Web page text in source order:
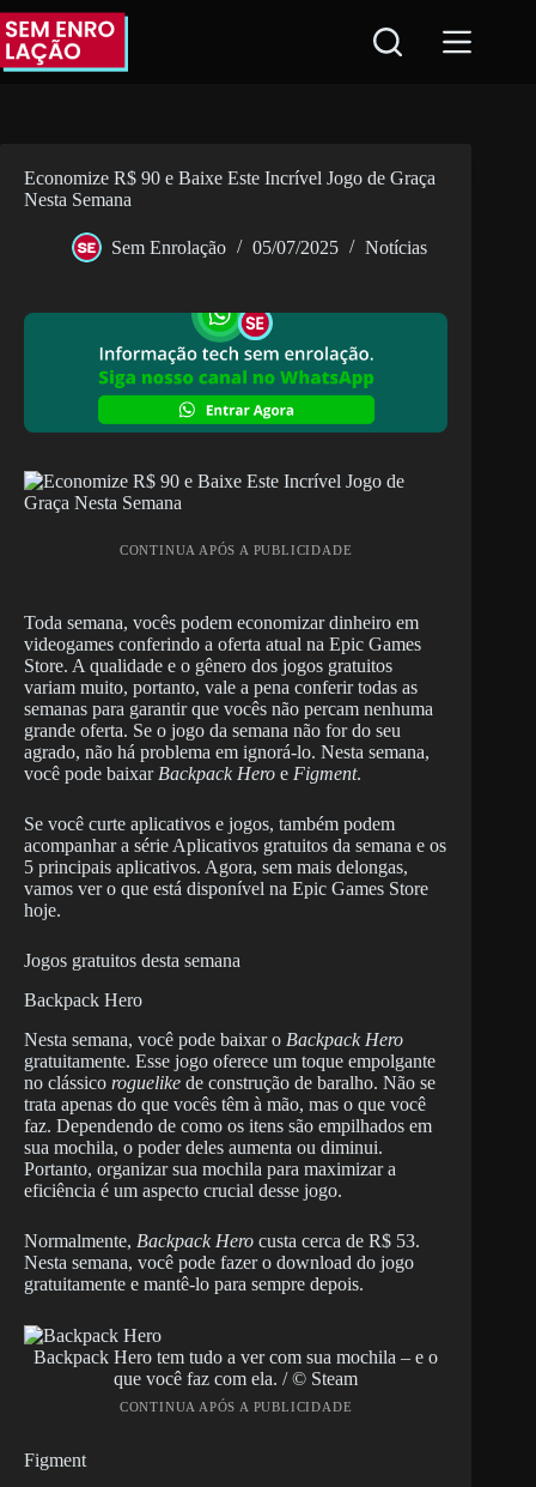
Pular
para
conteúdo
Economize R$ 90 e Baixe Este Incrível Jogo de Graça
Nesta Semana
Sem Enrolação 05/07/2025 Notícias
CONTINUA APÓS A PUBLICIDADE
Toda semana, vocês podem economizar dinheiro em
videogames conferindo a oferta atual na Epic Games
Store. A qualidade e o gênero dos jogos gratuitos
variam muito, portanto, vale a pena conferir todas as
semanas para garantir que vocês não percam nenhuma
grande oferta. Se o jogo da semana não for do seu
agrado, não há problema em ignorá-lo. Nesta semana,
você pode baixar Backpack Hero e Figment.
Se você curte aplicativos e jogos, também podem
acompanhar a série Aplicativos gratuitos da semana e os
5 principais aplicativos. Agora, sem mais delongas,
vamos ver o que está disponível na Epic Games Store
hoje.
Jogos gratuitos desta semana
Backpack Hero
Nesta semana, você pode baixar o Backpack Hero
gratuitamente. Esse jogo oferece um toque empolgante
no clássico roguelike de construção de baralho. Não se
trata apenas do que vocês têm à mão, mas o que você
faz. Dependendo de como os itens são empilhados em
sua mochila, o poder deles aumenta ou diminui.
Portanto, organizar sua mochila para maximizar a
eficiência é um aspecto crucial desse jogo.
Normalmente, Backpack Hero custa cerca de R$ 53.
Nesta semana, você pode fazer o download do jogo
gratuitamente e mantê-lo para sempre depois.
Backpack Hero tem tudo a ver com sua mochila – e o
que você faz com ela. / © Steam
CONTINUA APÓS A PUBLICIDADE
Figment